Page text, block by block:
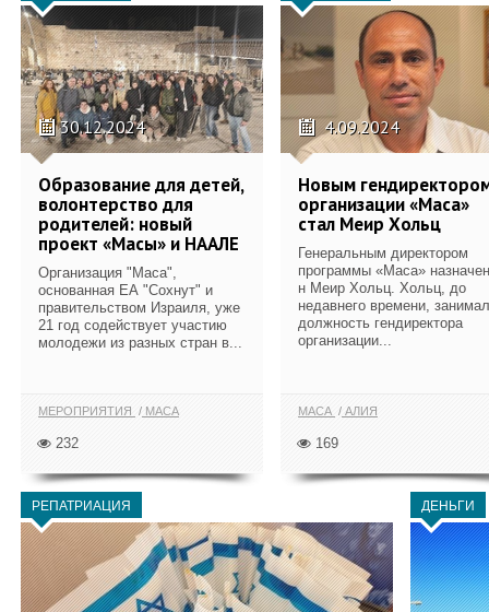
30.12.2024
Образование для детей,
волонтерство для
родителей: новый
проект «Масы» и НААЛЕ
Организация "Маса",
основанная ЕА "Сохнут" и
правительством Израиля, уже
21 год содействует участию
молодежи из разных стран в...
МЕРОПРИЯТИЯ МАСА
232
4.09.2024
Новым
организации «Маса»
стал Меир Хольц
Генеральным директором
программы «Маса»
н Меир Хольц. Хольц, до
недавнего времени, занимал
должность гендиректора
организации...
МАСА АЛИЯ
169
РЕПАТРИАЦИЯ ДЕНЬГИ